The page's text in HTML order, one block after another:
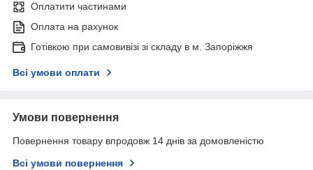
Оплатити частинами
Оплата на рахунок
Готівкою при самовивізі зі складу в м. Запоріжжя
Всі умови оплати
Умови повернення
Повернення товару впродовж 14 днів за домовленістю
Всі умови повернення